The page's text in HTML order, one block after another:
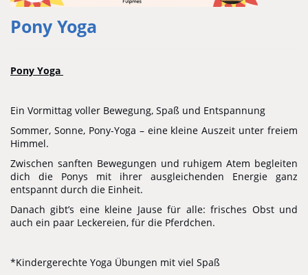
Pony Yoga
Pony Yoga
Ein Vormittag voller Bewegung, Spaß und Entspannung
Sommer, Sonne, Pony-Yoga – eine kleine Auszeit unter freiem
Himmel.
Zwischen sanften Bewegungen und ruhigem Atem begleiten
dich die Ponys mit ihrer ausgleichenden Energie ganz
entspannt durch die Einheit.
Danach gibt’s eine kleine Jause für alle: frisches Obst und
auch ein paar Leckereien, für die Pferdchen.
*Kindergerechte Yoga Übungen mit viel Spaß